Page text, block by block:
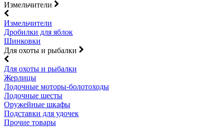
Измельчители
Измельчители
Дробилки для яблок
Шинковки
Для охоты и рыбалки
Для охоты и рыбалки
Жерлицы
Лодочные моторы-болотоходы
Лодочные шесты
Оружейные шкафы
Подставки для удочек
Прочие товары